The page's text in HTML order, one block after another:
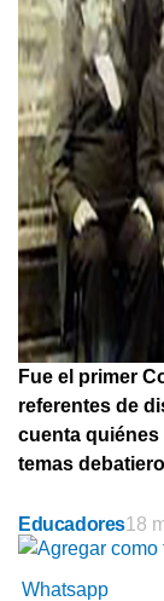
Fue el primer
referentes de
cuenta
temas
Educadores18
Whatsapp